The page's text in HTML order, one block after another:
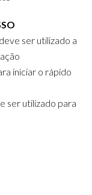
ser utilizado a
iniciar o rápido
ser utilizado para